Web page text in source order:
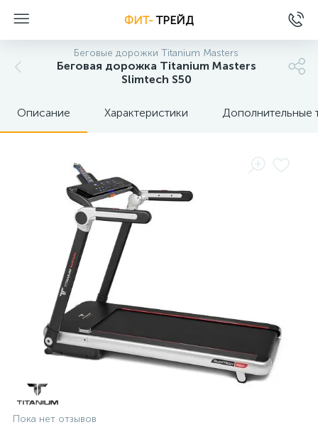
ФИТ-ТРЕЙД
Беговые дорожки Titanium Masters
Беговая дорожка Titanium Masters
Slimtech S50
Описание Характеристики Дополнительные
Пока нет отзывов